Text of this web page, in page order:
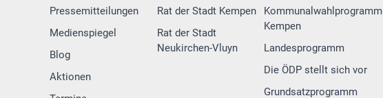
Pressemitteilungen
Medienspiegel
Blog
Aktionen
Rat der Stadt Kempen
Rat der Stadt
Neukirchen-Vluyn
Kommunalwahlprogramm
Kempen
Landesprogramm
Die ÖDP stellt sich vor
Grundsatzprogramm